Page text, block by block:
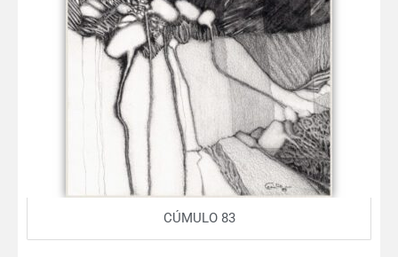
CÚMULO 83